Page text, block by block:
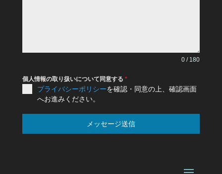
0 / 180
個人情報の取り扱いについて同意する *
プライバシーポリシーを確認・同意の上、確認画面
へお進みください。
メッセージ送信